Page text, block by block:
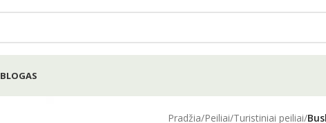
BLOGAS
Pradžia/Peiliai/Turistiniai peiliai/